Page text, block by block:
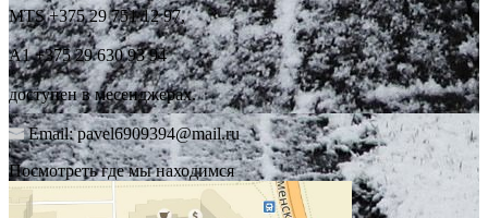
MTS +375 29 751 12 97,
А1 +375 29 630 93 94
доступен в месенджерах.
Email: pavel6909394@mail.ru
Посмотреть где мы находимся